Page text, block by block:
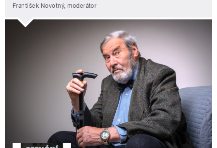
František Novotný, moderátor